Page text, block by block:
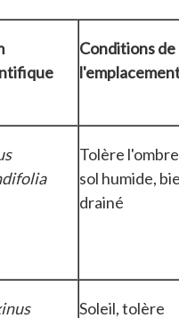
Conditions de
Tolère
sol humide,
drainé
Soleil, tolère